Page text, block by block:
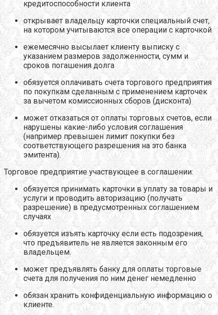
кредитоспособности клиента
открывает владельцу карточки специальный счет,
на котором учитываются все операции с карточкой
ежемесячно высылает клиенту выписку с
указанием размеров задолженности, сумм и
сроков погашения долга
обязуется оплачивать счета торгового предприятия
по покупкам сделанным с применением карточек
за вычетом комиссионных сборов (дисконта)
может отказаться от оплаты торговых счетов, если
нарушены какие-либо условия соглашения
(например превышен лимит покупки без
соответствующего разрешения на это банка
эмитента).
Торговое предприятие участвующее в соглашении:
обязуется принимать карточки в уплату за товары и
услуги и проводить авторизацию (получать
разрешение) в предусмотренных соглашением
случаях
обязуется изъять карточку если есть подозрения,
что предъявитель не является законным его
владельцем.
может предъявлять банку для оплаты торговые
счета для получения по ним денег немедленно
обязан хранить конфиденциальную информацию о
клиенте.